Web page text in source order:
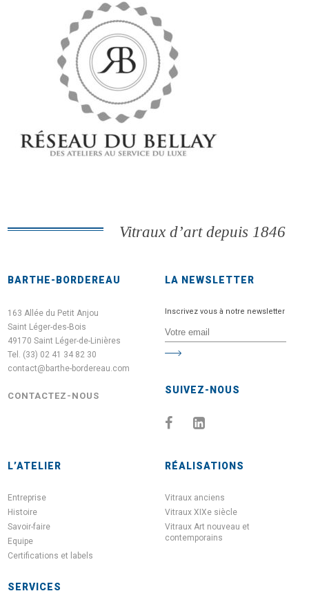
Vitraux d’art depuis 1846
BARTHE-BORDEREAU
163 Allée du Petit Anjou
Saint Léger-des-Bois
49170 Saint Léger-de-Linières
Tel. (33) 02 41 34 82 30
contact@barthe-bordereau.com
CONTACTEZ-NOUS
LA NEWSLETTER
Inscrivez vous à notre newsletter
SUIVEZ-NOUS
L’ATELIER
Entreprise
Histoire
Savoir-faire
Equipe
Certifications et labels
SERVICES
RÉALISATIONS
Vitraux anciens
Vitraux XIXe siècle
Vitraux Art nouveau et
contemporains